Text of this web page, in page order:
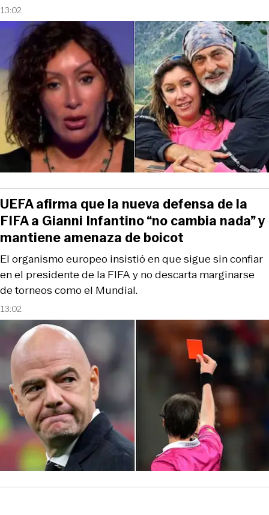
13:02
13:02
El organismo europeo insistió en que sigue sin confiar
en el presidente de la FIFA y no descarta marginarse
de torneos como el Mundial.
UEFA afirma que la nueva defensa de la
FIFA a Gianni Infantino “no cambia nada” y
mantiene amenaza de boicot